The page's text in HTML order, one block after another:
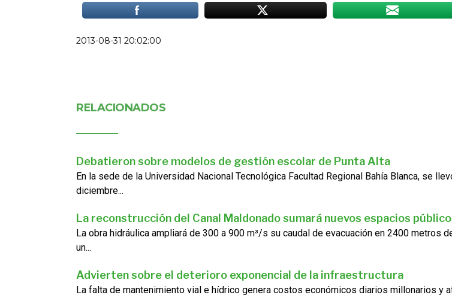
2013-08-31 20:02:00
RELACIONADOS
Debatieron sobre modelos de gestión escolar de Punta Alta
En la sede de la Universidad Nacional Tecnológica Facultad Regional Bahía Blanca, se
diciembre...
La reconstrucción del Canal Maldonado sumará nuevos espacios
La obra hidráulica ampliará de 300 a 900 m³/s su caudal de evacuación en 2400 metros
un...
Advierten sobre el deterioro exponencial de la infraestructura
La falta de mantenimiento vial e hídrico genera costos económicos diarios millonarios y